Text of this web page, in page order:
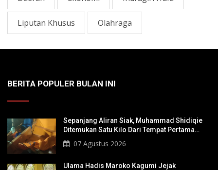
Liputan Khusus Olahraga
BERITA POPULER BULAN INI
Sepanjang Aliran Siak, Muhammad Shidiqie
Ditemukan Satu Kilo Dari Tempat Pertama
Tenggelam
07 Agustus 2026
Ulama Hadis Maroko Kagumi Jejak